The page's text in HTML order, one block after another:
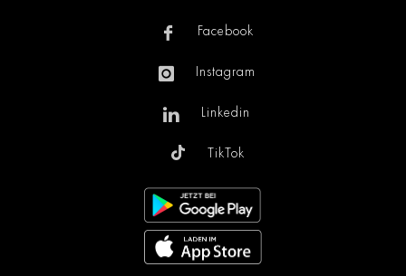
Facebook
Instagram
Linkedin
TikTok